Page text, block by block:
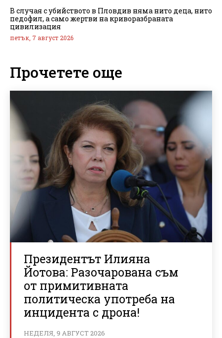
В случая с убийството в Пловдив няма нито деца, нито
педофил, а само жертви на криворазбраната
цивилизация
петък, 7 август 2026
Прочетете още
Президентът Илияна
Йотова: Разочарована съм
от примитивната
политическа употреба на
инцидента с дрона!
НЕДЕЛЯ, 9 АВГУСТ 2026